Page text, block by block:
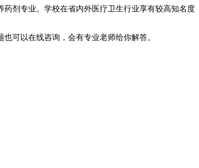
剂专业。学校在省内外医疗卫生行业享有较高知名度
可以在线咨询，会有专业老师给你解答。